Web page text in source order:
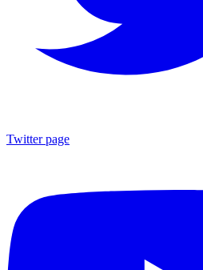
Twitter page